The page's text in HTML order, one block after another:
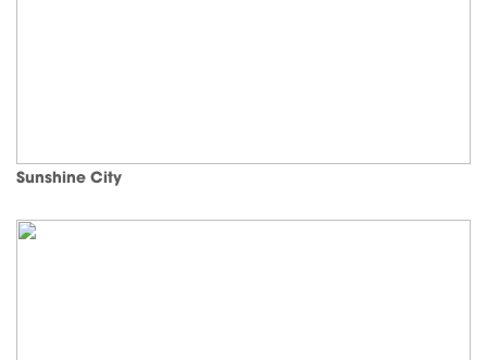
Sunshine City